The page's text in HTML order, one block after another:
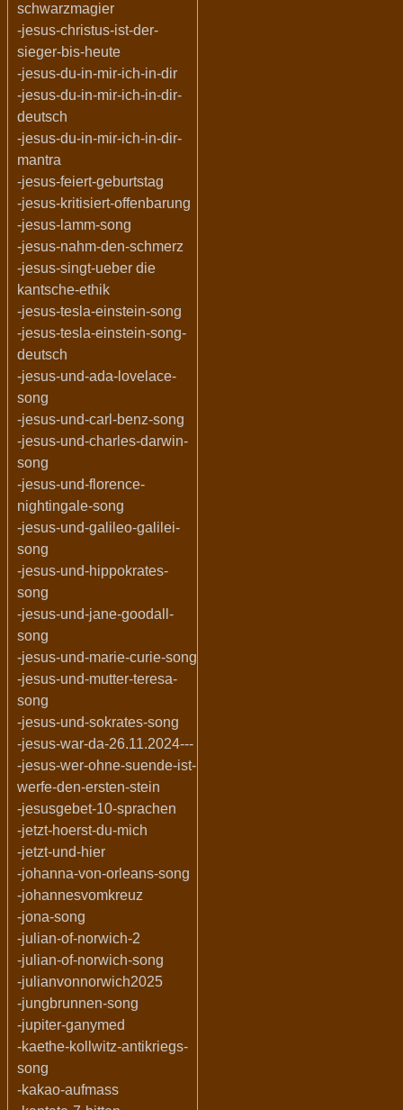
schwarzmagier
-jesus-christus-ist-der-
sieger-bis-heute
-jesus-du-in-mir-ich-in-dir
-jesus-du-in-mir-ich-in-dir-
deutsch
-jesus-du-in-mir-ich-in-dir-
mantra
-jesus-feiert-geburtstag
-jesus-kritisiert-offenbarung
-jesus-lamm-song
-jesus-nahm-den-schmerz
-jesus-singt-ueber die
kantsche-ethik
-jesus-tesla-einstein-song
-jesus-tesla-einstein-song-
deutsch
-jesus-und-ada-lovelace-
song
-jesus-und-carl-benz-song
-jesus-und-charles-darwin-
song
-jesus-und-florence-
nightingale-song
-jesus-und-galileo-galilei-
song
-jesus-und-hippokrates-
song
-jesus-und-jane-goodall-
song
-jesus-und-marie-curie-song
-jesus-und-mutter-teresa-
song
-jesus-und-sokrates-song
-jesus-war-da-26.11.2024---
-jesus-wer-ohne-suende-ist-
werfe-den-ersten-stein
-jesusgebet-10-sprachen
-jetzt-hoerst-du-mich
-jetzt-und-hier
-johanna-von-orleans-song
-johannesvomkreuz
-jona-song
-julian-of-norwich-2
-julian-of-norwich-song
-julianvonnorwich2025
-jungbrunnen-song
-jupiter-ganymed
-kaethe-kollwitz-antikriegs-
song
-kakao-aufmass